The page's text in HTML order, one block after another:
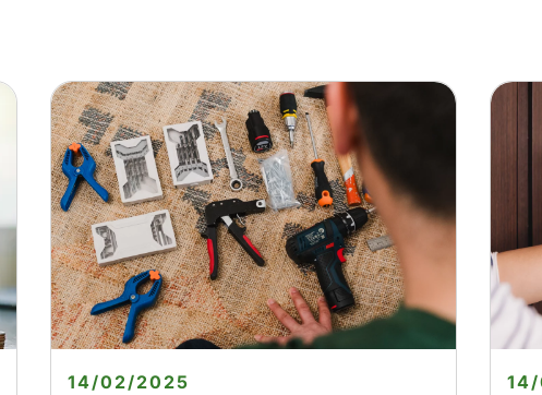
14/02/2025